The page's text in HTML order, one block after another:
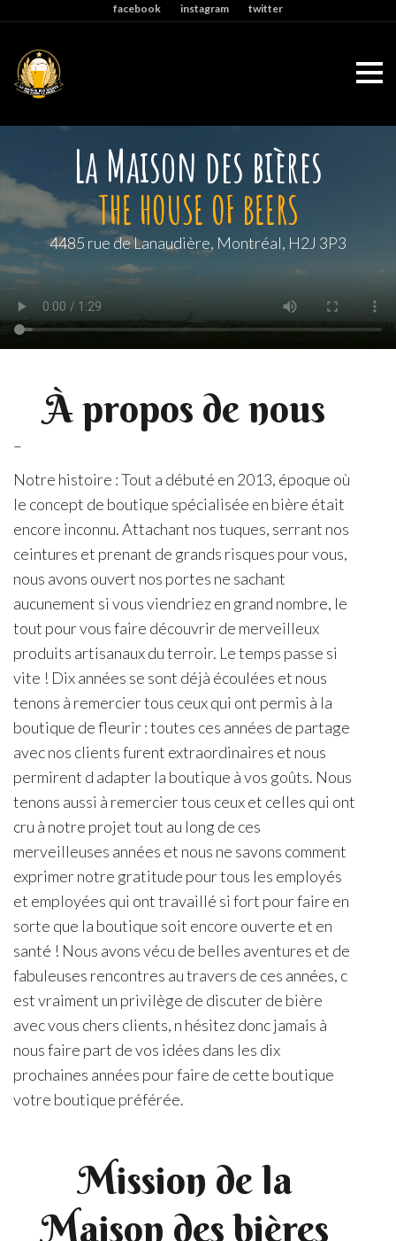
contenu
facebook instagram twitter
La Maison des bières
THE HOUSE OF BEERS
4485 rue de Lanaudière, Montréal, H2J 3P3
À propos de nous
–
Notre histoire : Tout a débuté en 2013, époque où
le concept de boutique spécialisée en bière était
encore inconnu. Attachant nos tuques, serrant nos
ceintures et prenant de grands risques pour vous,
nous avons ouvert nos portes ne sachant
aucunement si vous viendriez en grand nombre, le
tout pour vous faire découvrir de merveilleux
produits artisanaux du terroir. Le temps passe si
vite ! Dix années se sont déjà écoulées et nous
tenons à remercier tous ceux qui ont permis à la
boutique de fleurir : toutes ces années de partage
avec nos clients furent extraordinaires et nous
permirent d adapter la boutique à vos goûts. Nous
tenons aussi à remercier tous ceux et celles qui ont
cru à notre projet tout au long de ces
merveilleuses années et nous ne savons comment
exprimer notre gratitude pour tous les employés
et employées qui ont travaillé si fort pour faire en
sorte que la boutique soit encore ouverte et en
santé ! Nous avons vécu de belles aventures et de
fabuleuses rencontres au travers de ces années, c
est vraiment un privilège de discuter de bière
avec vous chers clients, n hésitez donc jamais à
nous faire part de vos idées dans les dix
prochaines années pour faire de cette boutique
votre boutique préférée.
Mission de la
Maison des bières